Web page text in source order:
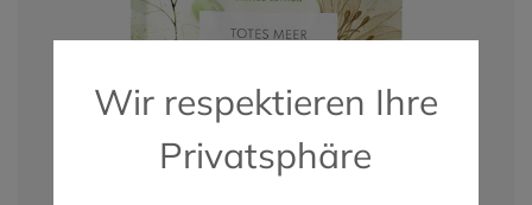
Wir respektieren Ihre
Privatsphäre